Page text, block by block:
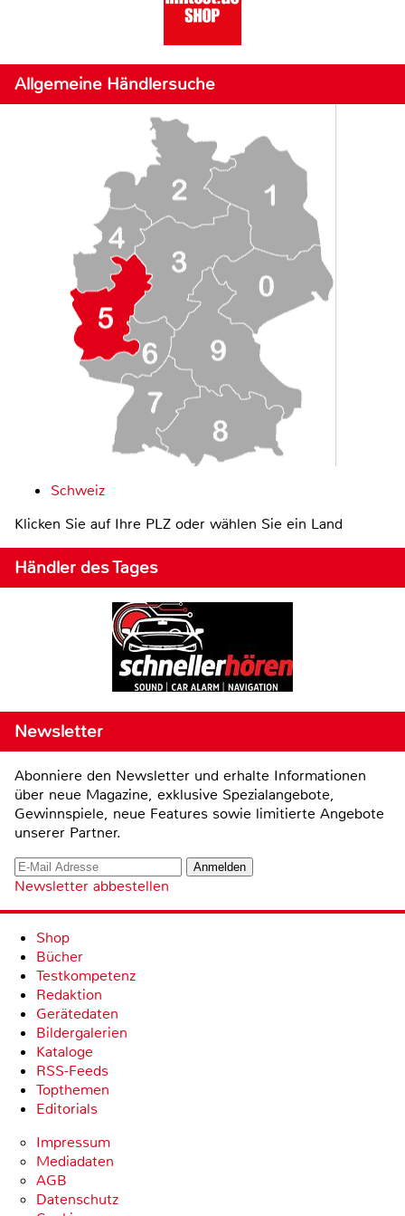
Allgemeine Händlersuche
Schweiz
Klicken Sie auf Ihre PLZ oder wählen Sie ein Land
Händler des Tages
Newsletter
Abonniere den Newsletter und erhalte Informationen
über neue Magazine, exklusive Spezialangebote,
Gewinnspiele, neue Features sowie limitierte Angebote
unserer Partner.
Newsletter abbestellen
Shop
Bücher
Testkompetenz
Redaktion
Gerätedaten
Bildergalerien
Kataloge
RSS-Feeds
Topthemen
Editorials
Impressum
Mediadaten
AGB
Datenschutz